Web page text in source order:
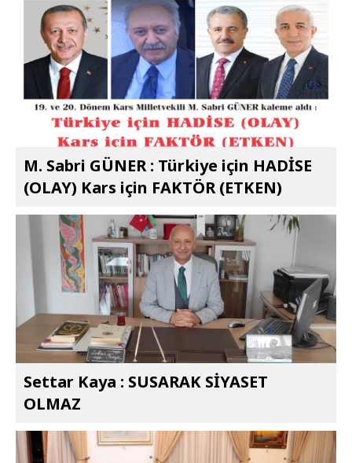
M. Sabri GÜNER : Türkiye için HADİSE
(OLAY) Kars için FAKTÖR (ETKEN)
Settar Kaya : SUSARAK SİYASET
OLMAZ